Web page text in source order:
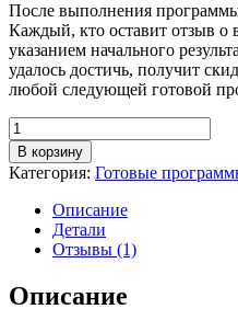
После выполнения
Каждый, кто оставит отзыв о
указанием начального
удалось достичь, получит
любой следующей готовой
Количество
В корзину
Категория: Готовые
Описание
Детали
Отзывы (1)
Описание